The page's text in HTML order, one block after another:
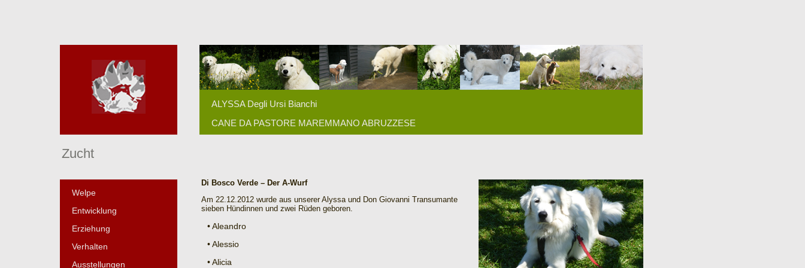
ALYSSA Degli Ursi Bianchi
CANE DA PASTORE MAREMMANO ABRUZZESE
Welpe
Entwicklung
Erziehung
Verhalten
Ausstellungen
Zucht
Di Bosco Verde – Der A-Wurf
Am 22.12.2012 wurde aus unserer Alyssa und Don Giovanni Transumante
sieben Hündinnen und zwei Rüden geboren.
• Aleandro
• Alessio
• Alicia